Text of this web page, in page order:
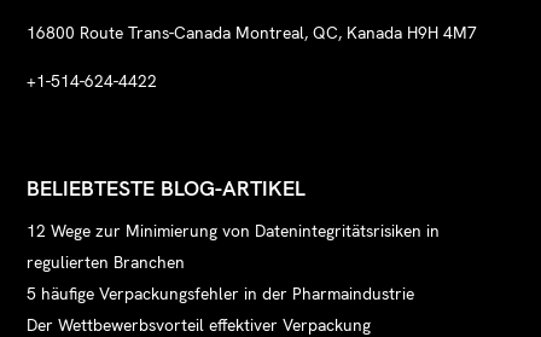
16800 Route Trans-Canada Montreal, QC, Kanada H9H 4M7
+1-514-624-4422
BELIEBTESTE BLOG-ARTIKEL
12 Wege zur Minimierung von Datenintegritätsrisiken in
regulierten Branchen
5 häufige Verpackungsfehler in der Pharmaindustrie
Der Wettbewerbsvorteil effektiver Verpackung